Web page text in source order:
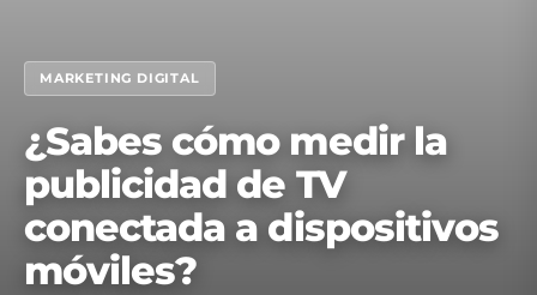
MARKETING DIGITAL
¿Sabes cómo medir la
publicidad de TV
conectada a dispositivos
móviles?